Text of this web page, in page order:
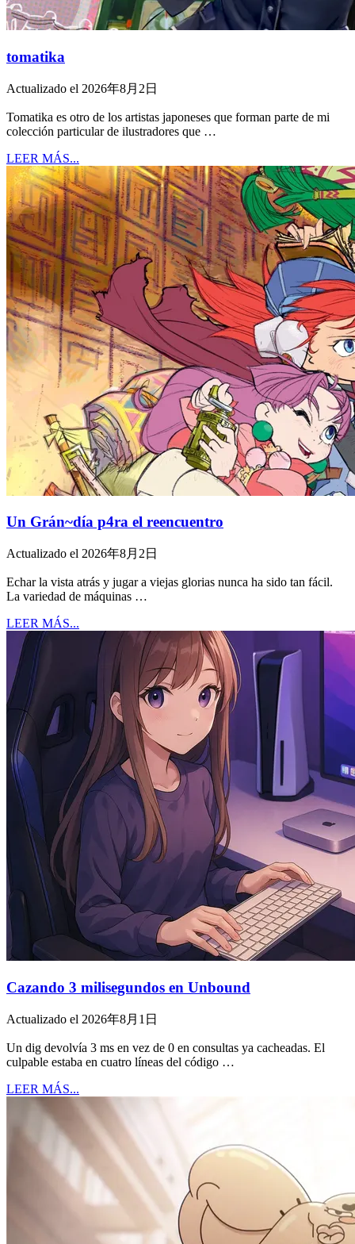
tomatika
Actualizado el 2026年8月2日
Tomatika es otro de los artistas japoneses que forman parte de mi
colección particular de ilustradores que …
LEER MÁS...
Un Grán~día p4ra el reencuentro
Actualizado el 2026年8月2日
Echar la vista atrás y jugar a viejas glorias nunca ha sido tan fácil.
La variedad de máquinas …
LEER MÁS...
Cazando 3 milisegundos en Unbound
Actualizado el 2026年8月1日
Un dig devolvía 3 ms en vez de 0 en consultas ya cacheadas. El
culpable estaba en cuatro líneas del código …
LEER MÁS...